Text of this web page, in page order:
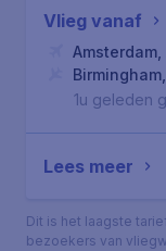
Vlieg vanaf
Amsterdam
Birmingham
1u geleden
Lees meer
Dit is het laagste
bezoekers van